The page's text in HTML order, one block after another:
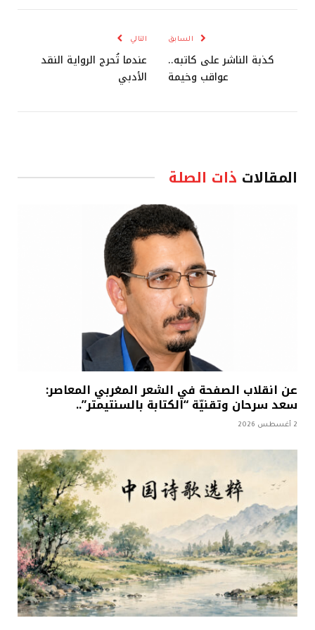
السابق
كذبة الناشر على كاتبه..
عواقب وخيمة
التالي
عندما تُحرج الرواية النقد
الأدبي
المقالات ذات الصلة
عن انقلاب الصفحة في الشعر المغربي المعاصر:
سعد سرحان وتقنيّة “الكتابة بالسنتيمتر”..
2 أغسطس 2026